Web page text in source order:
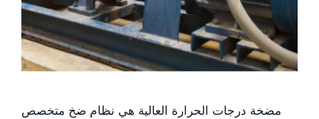
مضخة درجات الحرارة العالية هي نظام ضخ متخصص